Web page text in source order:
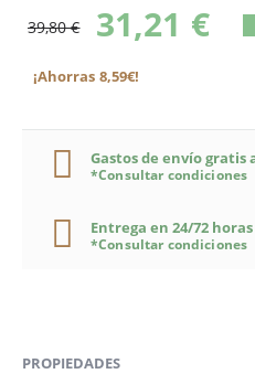
39,80 € 31,21 €
¡Ahorras 8,59€!
Gastos de envío gratis
*Consultar condiciones
Entrega en 24/72 horas
*Consultar condiciones
PROPIEDADES